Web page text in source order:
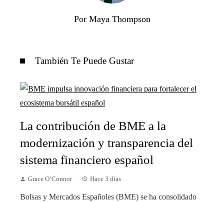
Por Maya Thompson
También Te Puede Gustar
La contribución de BME a la
modernización y transparencia del
sistema financiero español
Grace O’Connor Hace 3 días
Bolsas y Mercados Españoles (BME) se ha consolidado